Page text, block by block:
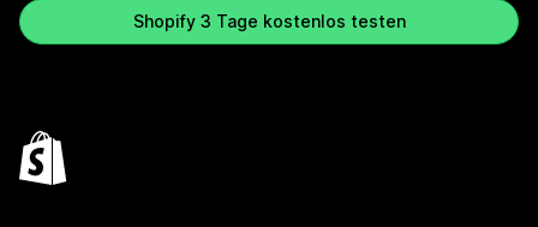
Shopify 3 Tage kostenlos testen